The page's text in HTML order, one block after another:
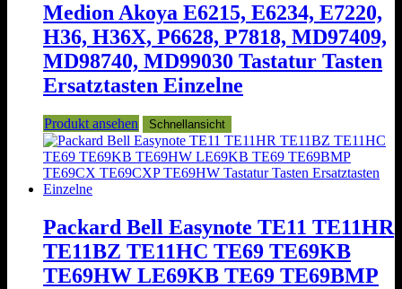
Medion Akoya E6215, E6234, E7220,
H36, H36X, P6628, P7818, MD97409,
MD98740, MD99030 Tastatur Tasten
Ersatztasten Einzelne
Produkt ansehen Schnellansicht
Packard Bell Easynote TE11 TE11HR
TE11BZ TE11HC TE69 TE69KB
TE69HW LE69KB TE69 TE69BMP